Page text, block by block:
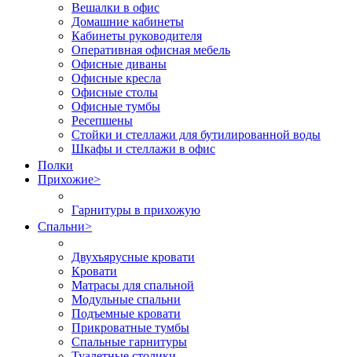
Вешалки в офис
Домашние кабинеты
Кабинеты руководителя
Оперативная офисная мебель
Офисные диваны
Офисные кресла
Офисные столы
Офисные тумбы
Ресепшены
Стойки и стеллажи для бутилированной воды
Шкафы и стеллажи в офис
Полки
Прихожие>
Гарнитуры в прихожую
Спальни>
Двухъярусные кровати
Кровати
Матрасы для спальной
Модульные спальни
Подъемные кровати
Прикроватные тумбы
Спальные гарнитуры